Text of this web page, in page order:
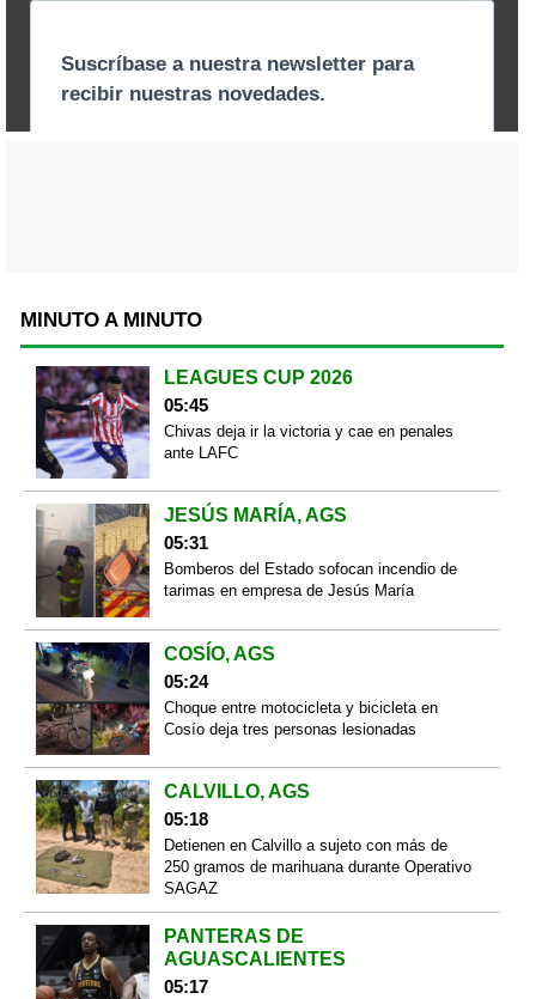
MINUTO A MINUTO
LEAGUES CUP 2026
05:45
Chivas deja ir la victoria y cae en penales
ante LAFC
JESÚS MARÍA, AGS
05:31
Bomberos del Estado sofocan incendio de
tarimas en empresa de Jesús María
COSÍO, AGS
05:24
Choque entre motocicleta y bicicleta en
Cosío deja tres personas lesionadas
CALVILLO, AGS
05:18
Detienen en Calvillo a sujeto con más de
250 gramos de marihuana durante Operativo
SAGAZ
PANTERAS DE
AGUASCALIENTES
05:17